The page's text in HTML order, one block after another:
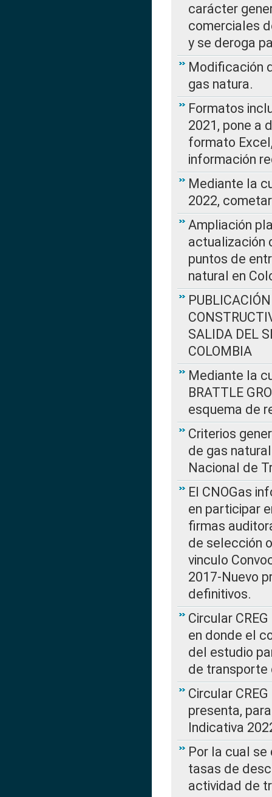
carácter
comerciales
y se deroga
Modificación
gas natura.
Formatos
2021, pone a
formato
información
Mediante la
2022,
Ampliación
actualización
puntos de
natural en
SALIDA DEL
COLOMBIA
Mediante la
BRATTLE
esquema de
Criterios
de gas
Nacional de
El CNOGas
en participar
firmas
de selección
vinculo
2017-Nuevo
definitivos.
Circular
en donde el
del estudio
de transporte
Circular
presenta,
Indicativa
Por la cual
tasas de
actividad de